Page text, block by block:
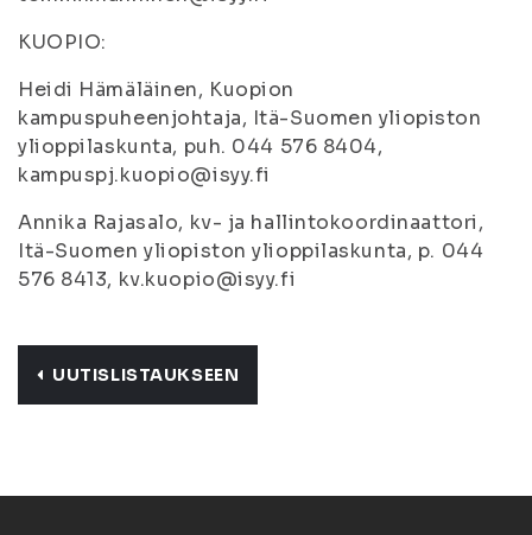
KUOPIO:
Heidi Hämäläinen, Kuopion
kampuspuheenjohtaja, Itä-Suomen yliopiston
ylioppilaskunta, puh. 044 576 8404,
kampuspj.kuopio@isyy.fi
Annika Rajasalo, kv- ja hallintokoordinaattori,
Itä-Suomen yliopiston ylioppilaskunta, p. 044
576 8413, kv.kuopio@isyy.fi
UUTISLISTAUKSEEN